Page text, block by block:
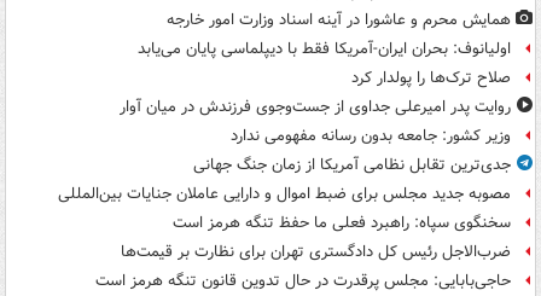
همایش محرم و عاشورا در آینه اسناد وزارت امور خارجه
اولیانوف: بحران ایران-آمریکا فقط با دیپلماسی پایان می‌یابد
صلاح ترک‌ها را پولدار کرد
روایت پدر امیرعلی جداوی از جست‌وجوی فرزندش در میان آوار
وزیر کشور: جامعه بدون رسانه مفهومی ندارد
جدی‌ترین تقابل نظامی آمریکا از زمان جنگ جهانی
مصوبه جدید مجلس برای ضبط اموال و دارایی عاملان جنایات بین‌المللی
سخنگوی سپاه: راهبرد فعلی ما حفظ تنگه هرمز است
ضرب‌الاجل رئیس کل دادگستری تهران برای نظارت بر قیمت‌ها
حاجی‌بابایی: مجلس پرقدرت در حال تدوین قانون تنگه هرمز است